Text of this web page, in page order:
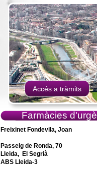
Accés a tràmits
Farmàcies
Freixinet Fondevila, Joan
Passeig de Ronda, 70
Lleida, El Segrià
ABS Lleida-3